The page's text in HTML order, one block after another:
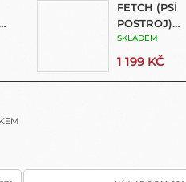
FETCH (PSÍ
POSTROJ)
GOPRO
SKLADEM
1 199 KČ